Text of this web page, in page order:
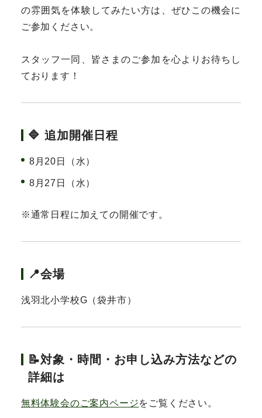
の雰囲気を体験してみたい方は、ぜひこの機会に
ご参加ください。
スタッフ一同、皆さまのご参加を心よりお待ちし
ております！
🔷 追加開催日程
8月20日（水）
8月27日（水）
※通常日程に加えての開催です。
📍会場
浅羽北小学校G（袋井市）
📝対象・時間・お申し込み方法などの
詳細は
無料体験会のご案内ページをご覧ください。